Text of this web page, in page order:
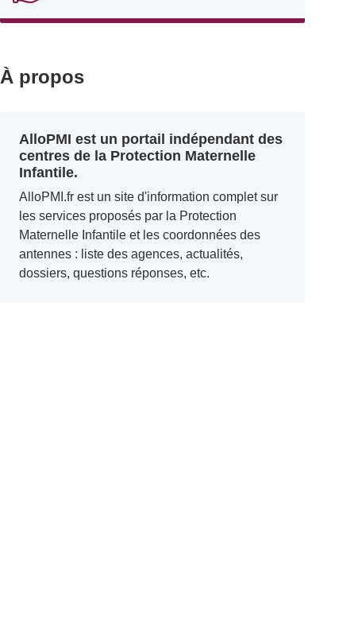
À propos
AlloPMI est un portail indépendant des
centres de la Protection Maternelle
Infantile.
AlloPMI.fr est un site d'information complet sur
les services proposés par la Protection
Maternelle Infantile et les coordonnées des
antennes : liste des agences, actualités,
dossiers, questions réponses, etc.